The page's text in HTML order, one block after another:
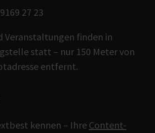
27 23
Veranstaltungen finden in
statt – nur 150 Meter von
entfernt.
kennen – Ihre Content-